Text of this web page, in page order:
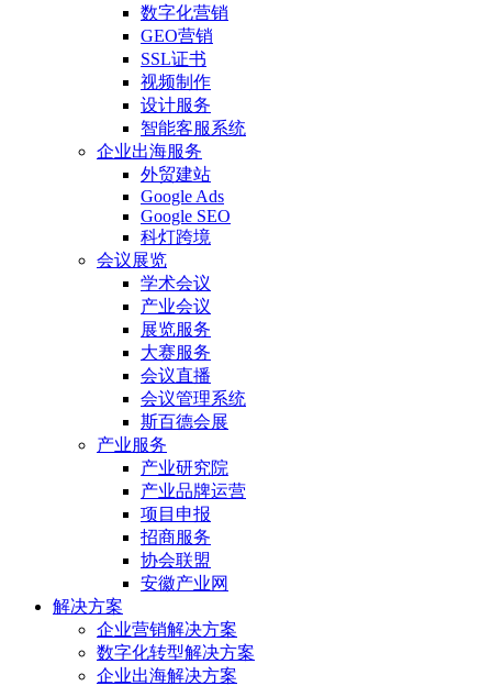
数字化营销
GEO营销
SSL证书
视频制作
设计服务
智能客服系统
企业出海服务
外贸建站
Google Ads
Google SEO
科灯跨境
会议展览
学术会议
产业会议
展览服务
大赛服务
会议直播
会议管理系统
斯百德会展
产业服务
产业研究院
产业品牌运营
项目申报
招商服务
协会联盟
安徽产业网
解决方案
企业营销解决方案
数字化转型解决方案
企业出海解决方案